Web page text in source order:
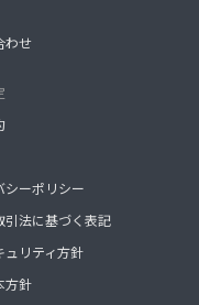
わせ
シーポリシー
引法に基づく表記
ュリティ方針
方針